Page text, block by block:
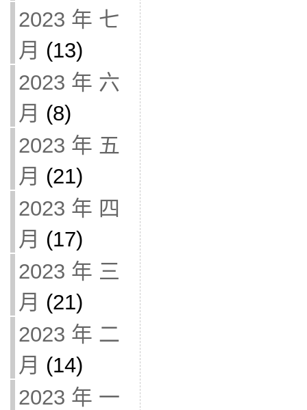
2023 年 七
月 (13)
2023 年 六
月 (8)
2023 年 五
月 (21)
2023 年 四
月 (17)
2023 年 三
月 (21)
2023 年 二
月 (14)
2023 年 一